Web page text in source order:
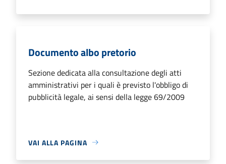
Documento albo pretorio
Sezione dedicata alla consultazione degli atti
amministrativi per i quali è previsto l'obbligo di
pubblicità legale, ai sensi della legge 69/2009
VAI ALLA PAGINA